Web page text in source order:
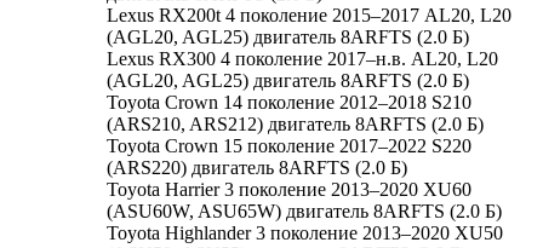
Lexus RX200t 4 поколение 2015–2017 AL20, L20
(AGL20, AGL25) двигатель 8ARFTS (2.0 Б)
Lexus RX300 4 поколение 2017–н.в. AL20, L20
(AGL20, AGL25) двигатель 8ARFTS (2.0 Б)
Toyota Crown 14 поколение 2012–2018 S210
(ARS210, ARS212) двигатель 8ARFTS (2.0 Б)
Toyota Crown 15 поколение 2017–2022 S220
(ARS220) двигатель 8ARFTS (2.0 Б)
Toyota Harrier 3 поколение 2013–2020 XU60
(ASU60W, ASU65W) двигатель 8ARFTS (2.0 Б)
Toyota Highlander 3 поколение 2013–2020 XU50